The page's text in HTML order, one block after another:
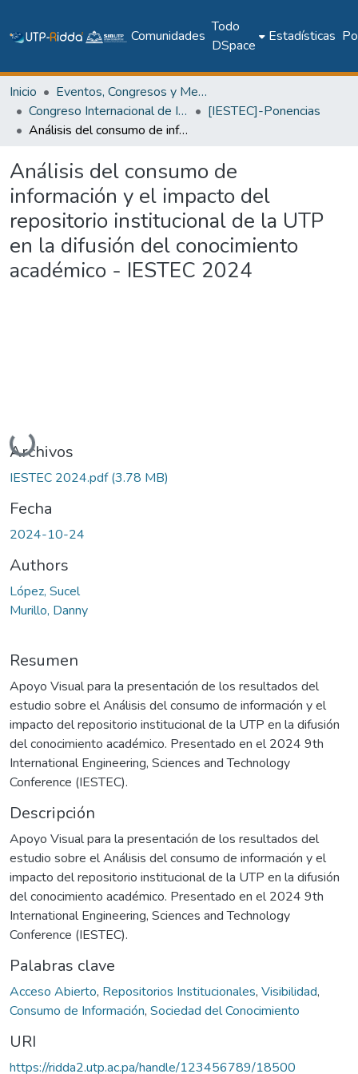
Comunidades
Todo
DSpace
Estadísticas
Inicio
Eventos, Congresos y Memorias Académicas
Congreso Internacional de Ingeniería, Ciencias y Tecnología
[IESTEC]-Ponencias
Análisis del consumo de información y el impacto del repositorio institucional de la UTP en la difusión del conocimiento académico - IESTEC 2024
Análisis del consumo de
información y el impacto del
repositorio institucional de la UTP
en la difusión del conocimiento
académico - IESTEC 2024
Cargando...
Archivos
IESTEC 2024.pdf(3.78 MB)
Fecha
2024-10-24
Authors
López, Sucel
Murillo, Danny
Resumen
Apoyo Visual para la presentación de los resultados del
estudio sobre el Análisis del consumo de información y el
impacto del repositorio institucional de la UTP en la difusión
del conocimiento académico. Presentado en el 2024 9th
International Engineering, Sciences and Technology
Conference (IESTEC).
Descripción
Apoyo Visual para la presentación de los resultados del
estudio sobre el Análisis del consumo de información y el
impacto del repositorio institucional de la UTP en la difusión
del conocimiento académico. Presentado en el 2024 9th
International Engineering, Sciences and Technology
Conference (IESTEC).
Palabras clave
Acceso Abierto, Repositorios Institucionales, Visibilidad,
Consumo de Información, Sociedad del Conocimiento
URI
https://ridda2.utp.ac.pa/handle/123456789/18500